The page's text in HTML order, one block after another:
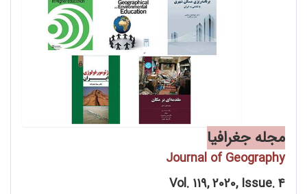
مجله جغرافیا
Journal of Geography
Vol. 119, 2020, Issue. 4